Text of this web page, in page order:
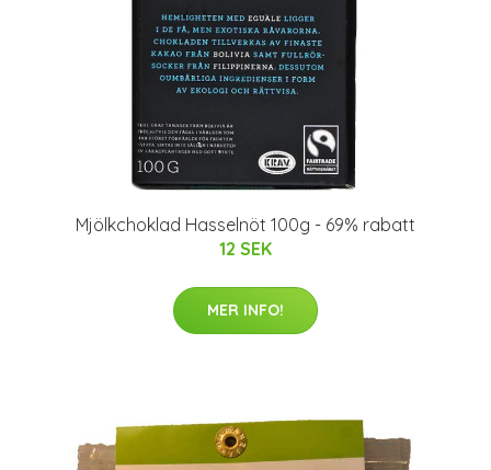
Mjölkchoklad Hasselnöt 100g - 69% rabatt
12 SEK
MER INFO!